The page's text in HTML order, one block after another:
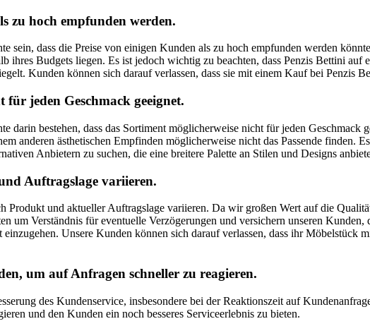
zu hoch empfunden werden.
sein, dass die Preise von einigen Kunden als zu hoch empfunden werden
ihres Budgets liegen. Es ist jedoch wichtig zu beachten, dass Penzis Bettini
Kunden können sich darauf verlassen, dass sie mit einem Kauf bei Penzis
jeden Geschmack geeignet.
darin bestehen, dass das Sortiment möglicherweise nicht für jeden
anderen ästhetischen Empfinden möglicherweise nicht das Passende finden.
Anbietern zu suchen, die eine breitere Palette an Stilen und Designs
Auftragslage variieren.
Produkt und aktueller Auftragslage variieren. Da wir großen Wert auf die
um Verständnis für eventuelle Verzögerungen und versichern unseren
Unsere Kunden können sich darauf verlassen, dass ihr Möbelstück
um auf Anfragen schneller zu reagieren.
des Kundenservice, insbesondere bei der Reaktionszeit auf
und den Kunden ein noch besseres Serviceerlebnis zu bieten.